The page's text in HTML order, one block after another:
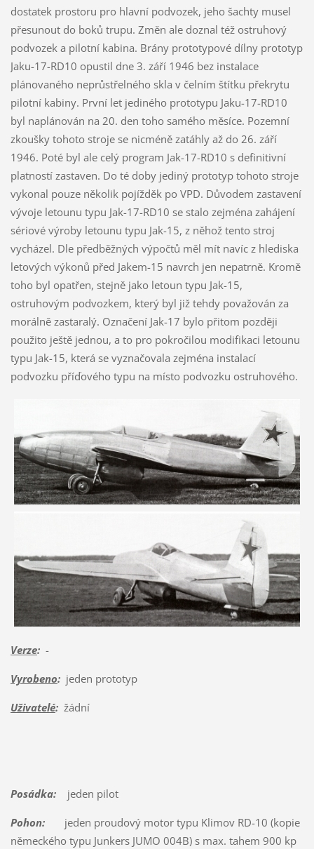
dostatek prostoru pro hlavní podvozek, jeho šachty musel
přesunout do boků trupu. Změn ale doznal též ostruhový
podvozek a pilotní kabina. Brány prototypové dílny prototyp
Jaku-17-RD10 opustil dne 3. září 1946 bez instalace
plánovaného neprůstřelného skla v čelním štítku překrytu
pilotní kabiny. První let jediného prototypu Jaku-17-RD10
byl naplánován na 20. den toho samého měsíce. Pozemní
zkoušky tohoto stroje se nicméně zatáhly až do 26. září
1946. Poté byl ale celý program Jak-17-RD10 s definitivní
platností zastaven. Do té doby jediný prototyp tohoto stroje
vykonal pouze několik pojížděk po VPD. Důvodem zastavení
vývoje letounu typu Jak-17-RD10 se stalo zejména zahájení
sériové výroby letounu typu Jak-15, z něhož tento stroj
vycházel. Dle předběžných výpočtů měl mít navíc z hlediska
letových výkonů před Jakem-15 navrch jen nepatrně. Kromě
toho byl opatřen, stejně jako letoun typu Jak-15,
ostruhovým podvozkem, který byl již tehdy považován za
morálně zastaralý. Označení Jak-17 bylo přitom později
použito ještě jednou, a to pro pokročilou modifikaci letounu
typu Jak-15, která se vyznačovala zejména instalací
podvozku příďového typu na místo podvozku ostruhového.
Verze:-
Vyrobeno:jeden prototyp
Uživatelé:žádní
Posádka:jeden pilot
Pohon:jeden proudový motor typu Klimov RD-10 (kopie
německého typu Junkers JUMO 004B) s max. tahem 900 kp